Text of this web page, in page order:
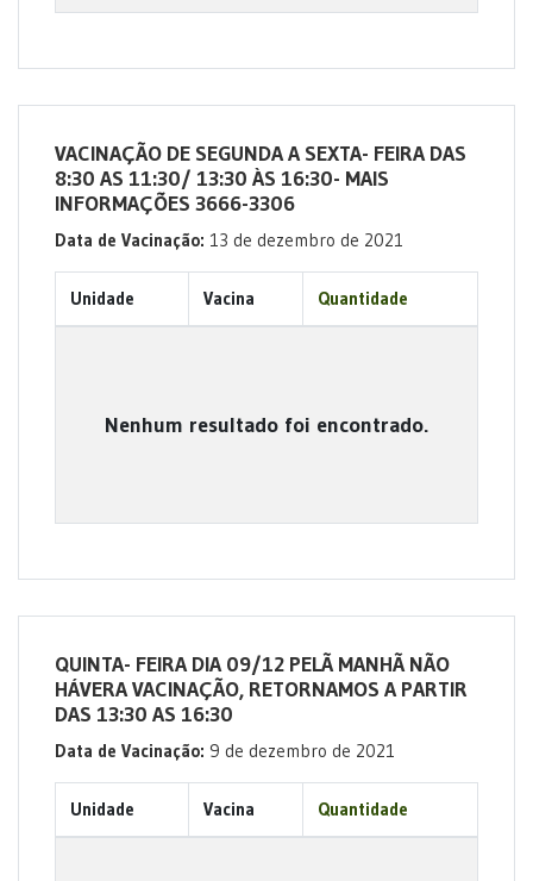
VACINAÇÃO DE SEGUNDA A SEXTA- FEIRA DAS
8:30 AS 11:30/ 13:30 ÀS 16:30- MAIS
INFORMAÇÕES 3666-3306
Data de Vacinação: 13 de dezembro de 2021
Unidade Vacina Quantidade
Nenhum resultado foi encontrado.
QUINTA- FEIRA DIA 09/12 PELÃ MANHÃ NÃO
HÁVERA VACINAÇÃO, RETORNAMOS A PARTIR
DAS 13:30 AS 16:30
Data de Vacinação: 9 de dezembro de 2021
Unidade Vacina Quantidade